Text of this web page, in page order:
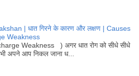
| धात गिरने के कारण और लक्षण | Causes
Weakness
Weakness ) अगर धात रोग को सीधे सीधे
भी अपने आप निकल जाना ध...